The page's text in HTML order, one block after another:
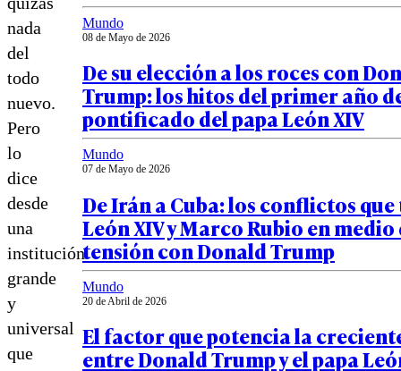
nada
del
todo
nuevo.
Pero
lo
dice
desde
una
institución
grande
y
universal
que
Mundo
08 de Mayo de 2026
De su elección a los roces con
Trump: los hitos del primer año
pontificado del papa León XIV
Mundo
07 de Mayo de 2026
De Irán a Cuba: los conflictos
León XIV y Marco Rubio en medio
tensión con Donald Trump
Mundo
20 de Abril de 2026
El factor que potencia la
entre Donald Trump y el papa